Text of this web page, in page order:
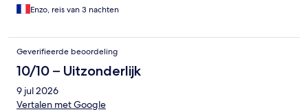
Enzo, reis van 3 nachten
Geverifieerde beoordeling
10/10 – Uitzonderlijk
9 jul 2026
Vertalen met Google